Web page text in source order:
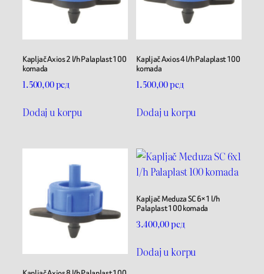
Kapljač Axios 2 l/h Palaplast 100
komada
1.500,00рсд
Dodaj u korpu
Kapljač Axios 4 l/h Palaplast 100
komada
1.500,00рсд
Dodaj u korpu
Kapljač Meduza SC 6×1 l/h
Palaplast 100 komada
3.400,00рсд
Dodaj u korpu